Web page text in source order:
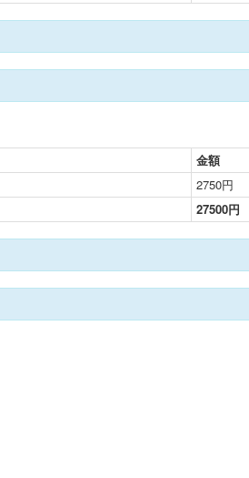
金額
2750円
27500円